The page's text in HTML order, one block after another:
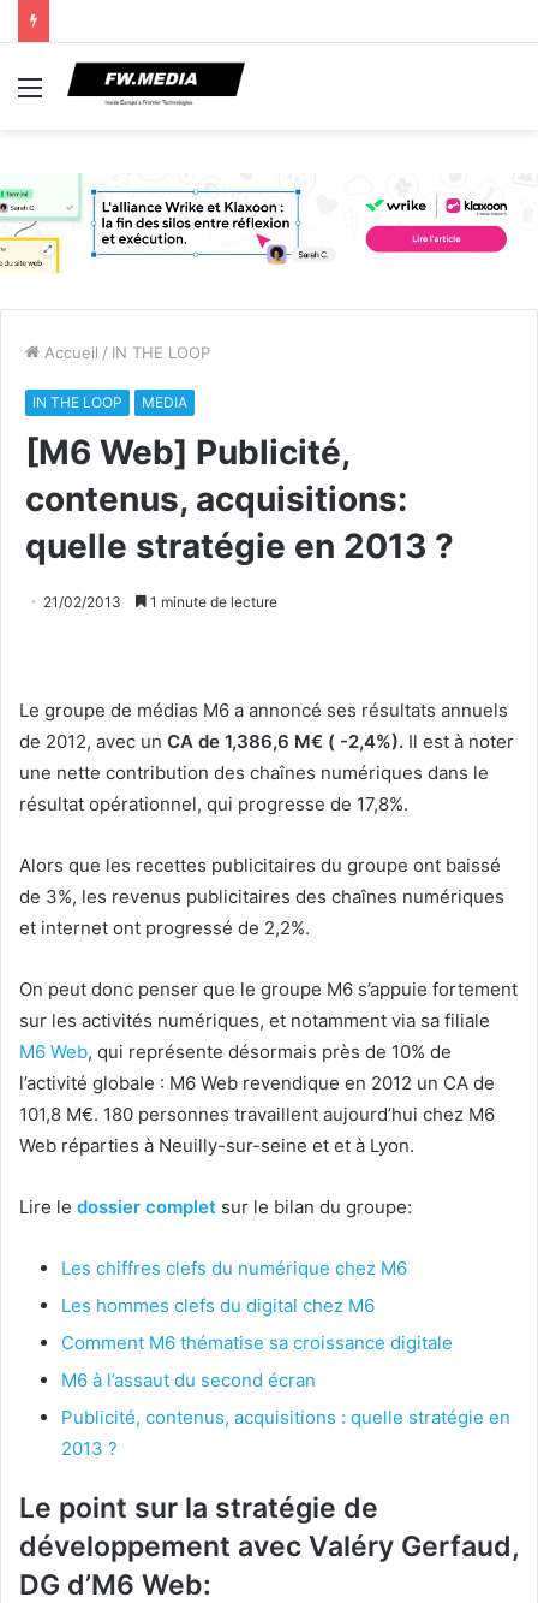
Menu
Accueil / IN THE LOOP
IN THE LOOP MEDIA
[M6 Web] Publicité,
contenus, acquisitions:
quelle stratégie en 2013 ?
21/02/2013 1 minute de lecture
Le groupe de médias M6 a annoncé ses résultats annuels
de 2012, avec un CA de 1,386,6 M€ ( -2,4%). Il est à noter
une nette contribution des chaînes numériques dans le
résultat opérationnel, qui progresse de 17,8%.
Alors que les recettes publicitaires du groupe ont baissé
de 3%, les revenus publicitaires des chaînes numériques
et internet ont progressé de 2,2%.
On peut donc penser que le groupe M6 s’appuie fortement
sur les activités numériques, et notamment via sa filiale
M6 Web, qui représente désormais près de 10% de
l’activité globale : M6 Web revendique en 2012 un CA de
101,8 M€. 180 personnes travaillent aujourd’hui chez M6
Web réparties à Neuilly-sur-seine et et à Lyon.
Lire le dossier complet sur le bilan du groupe:
Les chiffres clefs du numérique chez M6
Les hommes clefs du digital chez M6
Comment M6 thématise sa croissance digitale
M6 à l’assaut du second écran
Publicité, contenus, acquisitions : quelle stratégie en
2013 ?
Le point sur la stratégie de
développement avec Valéry Gerfaud,
DG d’M6 Web: